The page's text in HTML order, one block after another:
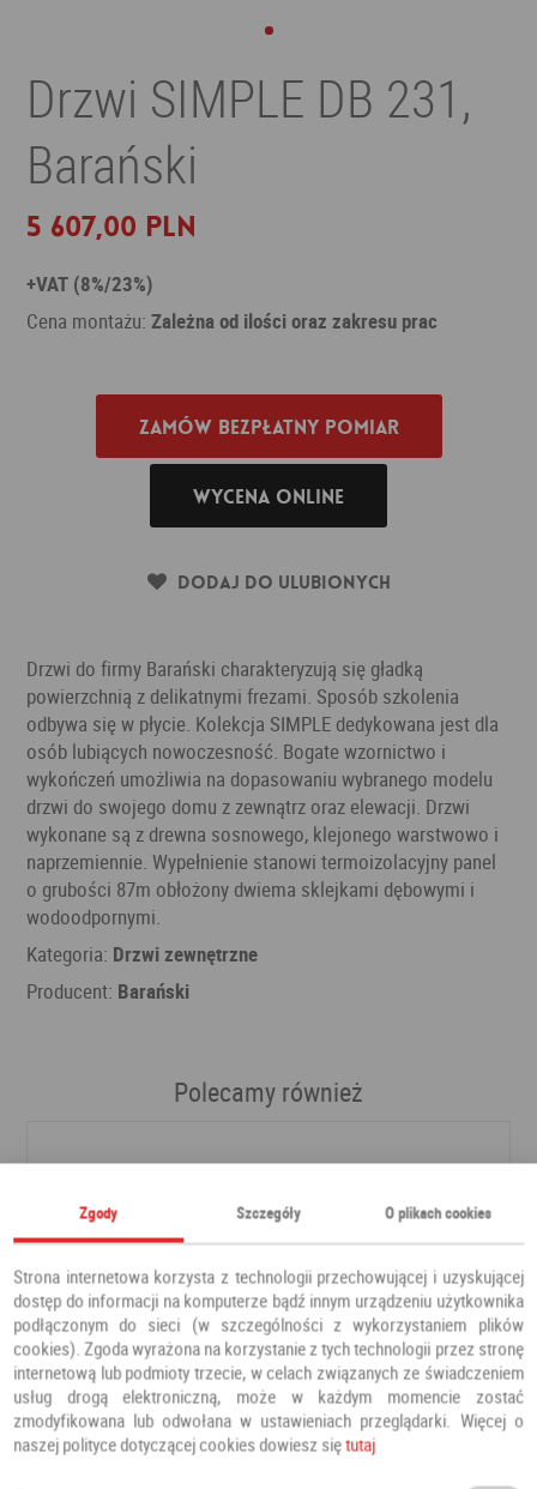
Drzwi SIMPLE DB 231,
Barański
5 607,00 PLN
+VAT (8%/23%)
Cena montażu:Zależna od ilości oraz zakresu prac
Zamów bezpłatny pomiar
Wycena online
Dodaj do ulubionych
Drzwi do firmy Barański charakteryzują się gładką
powierzchnią z delikatnymi frezami. Sposób szkolenia
odbywa się w płycie. Kolekcja SIMPLE dedykowana jest dla
osób lubiących nowoczesność. Bogate wzornictwo i
wykończeń umożliwia na dopasowaniu wybranego modelu
drzwi do swojego domu z zewnątrz oraz elewacji. Drzwi
wykonane są z drewna sosnowego, klejonego warstwowo i
naprzemiennie. Wypełnienie stanowi termoizolacyjny panel
o grubości 87m obłożony dwiema sklejkami dębowymi i
wodoodpornymi.
Kategoria: Drzwi zewnętrzne
Producent: Barański
Polecamy również
Zgody Szczegóły O plikach cookies
Strona internetowa korzysta z technologii przechowującej i uzyskującej
dostęp do informacji na komputerze bądź innym urządzeniu użytkownika
podłączonym do sieci (w szczególności z wykorzystaniem plików
cookies). Zgoda wyrażona na korzystanie z tych technologii przez stronę
internetową lub podmioty trzecie, w celach związanych ze świadczeniem
usług drogą elektroniczną, może w każdym momencie zostać
zmodyfikowana lub odwołana w ustawieniach przeglądarki. Więcej o
naszej polityce dotyczącej cookies dowiesz siętutaj